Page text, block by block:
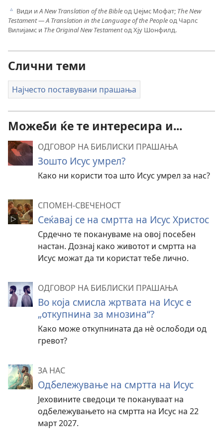
c Види иA New Translation of the Bibleод Џејмс Мофат; The New
Testament — A Translation in the Language of the Peopleод Чарлс
Вилијамс и The Original New Testamentод Хју Шонфилд.
Слични теми
Најчесто поставувани прашања
Можеби ќе те интересира и...
ОДГОВОР НА БИБЛИСКИ ПРАШАЊА
Зошто Исус умрел?
Како ни користи тоа што Исус умрел за нас?
СПОМЕН-СВЕЧЕНОСТ
Сеќавај се на смртта на Исус Христос
Срдечно те покануваме на овој посебен
настан. Дознај како животот и смртта на
Исус можат да ти користат тебе лично.
ОДГОВОР НА БИБЛИСКИ ПРАШАЊА
Во која смисла жртвата на Исус е
„откупнина за мнозина“?
Како може откупнината да нѐ ослободи од
гревот?
ЗА НАС
Одбележување на смртта на Исус
Јеховините сведоци те покануваат на
одбележувањето на смртта на Исус на 22
март 2027.